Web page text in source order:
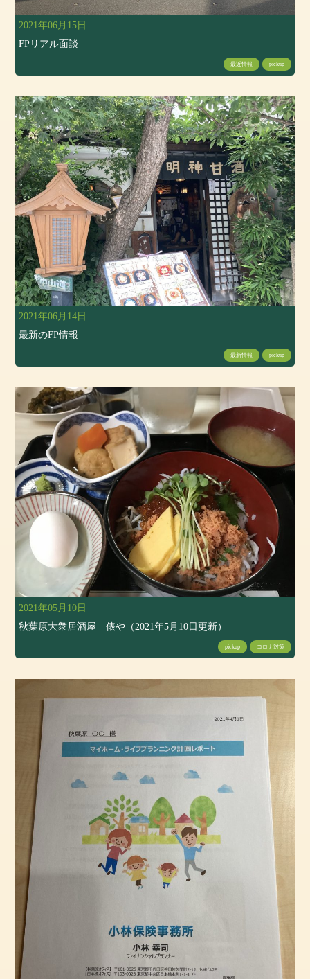
2021年06月15日
FPリアル面談
最近情報 pickup
2021年06月14日
最新のFP情報
最新情報 pickup
2021年05月10日
秋葉原大衆居酒屋 俵や（2021年5月10日更新）
pickup コロナ対策